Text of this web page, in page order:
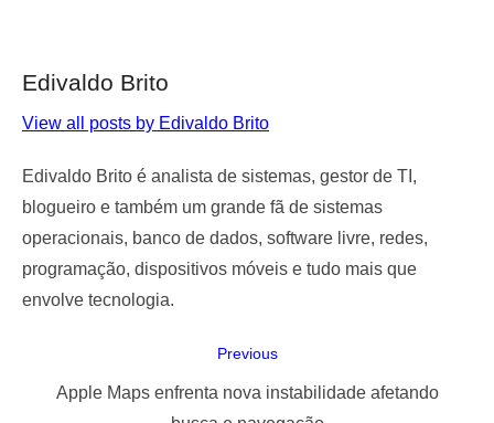
Edivaldo Brito
View all posts by Edivaldo Brito
Edivaldo Brito é analista de sistemas, gestor de TI,
blogueiro e também um grande fã de sistemas
operacionais, banco de dados, software livre, redes,
programação, dispositivos móveis e tudo mais que
envolve tecnologia.
Previous
Previous
Apple Maps enfrenta nova instabilidade afetando